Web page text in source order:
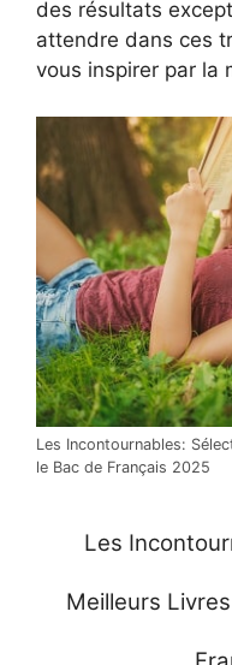
des résultats
attendre dans ces
vous inspirer par la
Les Incontournables:
le Bac de Français 2025
Les
Meilleurs